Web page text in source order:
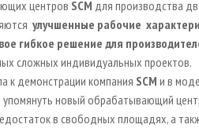
центров SCM для производства
улучшенные рабочие
гибкое решение для
сложных индивидуальных проектов.
к демонстрации компания SCM и в
упомянуть новый обрабатывающий
в свободных площадях, а